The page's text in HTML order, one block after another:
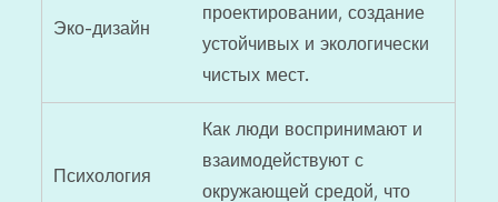
Эко-дизайн
проектировании, создание
устойчивых и экологически
чистых мест.
Психология
Как люди воспринимают и
взаимодействуют с
окружающей средой, что